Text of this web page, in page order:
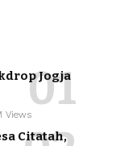
Jogja
Views
Citatah,